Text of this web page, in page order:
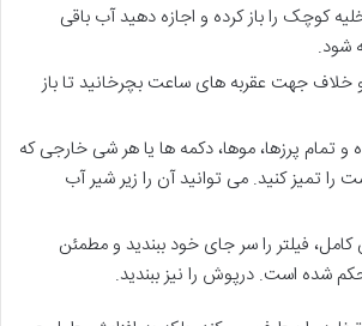
کوچک را باز کرده و اجازه دهید آب باقی
شود.
و خلاف جهت عقربه های ساعت بچرخانید تا باز
و تمام پرزها، موها، دکمه ها یا هر شی خارجی که
را تمیز کنید. می توانید آن را زیر شیر آب
فیلتر را سر جای خود ببندید و مطمئن
شده است. درپوش را نیز ببندید.